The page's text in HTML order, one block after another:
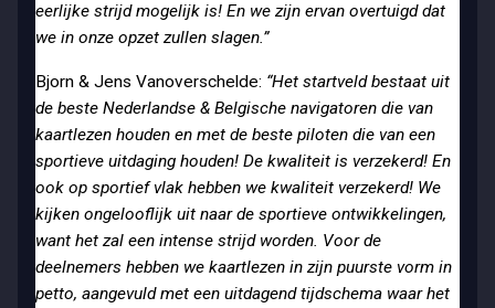
eerlijke strijd mogelijk is! En we zijn ervan overtuigd dat
we in onze opzet zullen slagen.”
Bjorn & Jens Vanoverschelde: “Het startveld bestaat uit
de beste Nederlandse & Belgische navigatoren die van
kaartlezen houden en met de beste piloten die van een
sportieve uitdaging houden! De kwaliteit is verzekerd! En
ook op sportief vlak hebben we kwaliteit verzekerd! We
kijken ongelooflijk uit naar de sportieve ontwikkelingen,
want het zal een intense strijd worden. Voor de
deelnemers hebben we kaartlezen in zijn puurste vorm in
petto, aangevuld met een uitdagend tijdschema waar het